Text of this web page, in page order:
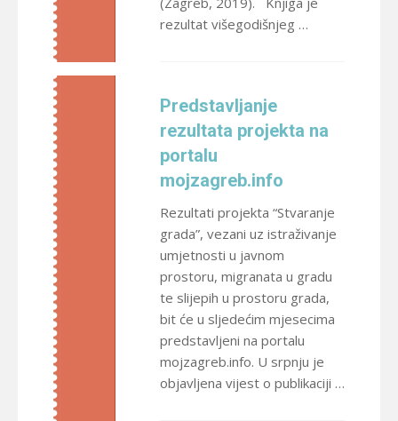
rezultat višegodišnjeg …
Predstavljanje
rezultata projekta na
portalu
mojzagreb.info
Rezultati projekta “Stvaranje
grada”, vezani uz istraživanje
umjetnosti u javnom
prostoru, migranata u gradu
te slijepih u prostoru grada,
bit će u sljedećim mjesecima
predstavljeni na portalu
mojzagreb.info. U srpnju je
objavljena vijest o publikaciji …